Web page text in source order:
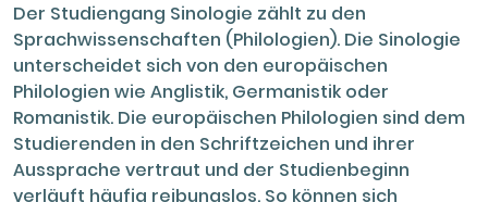
Der Studiengang Sinologie zählt zu den
Sprachwissenschaften (Philologien). Die Sinologie
unterscheidet sich von den europäischen
Philologien wie Anglistik, Germanistik oder
Romanistik. Die europäischen Philologien sind dem
Studierenden in den Schriftzeichen und ihrer
Aussprache vertraut und der Studienbeginn
verläuft häufig reibungslos. So können sich